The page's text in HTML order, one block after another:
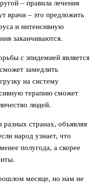
– правила лечения
врачи – это предложить
и интенсивную
заканчиваются.
с эпидемией является
замедлить
на систему
терапию сможет
людей.
странах, объявляя
народ узнает, что
полугода, а скорее
месяце, но нам не